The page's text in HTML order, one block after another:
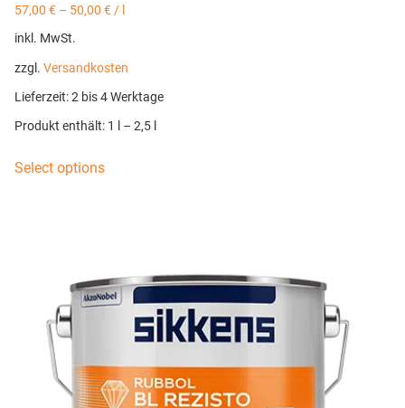
57,00 € – 50,00 € /
inkl. MwSt.
zzgl. Versandkosten
Lieferzeit:2 bis 4 Werktage
Produkt enthält: 1
– 2,5
Select options